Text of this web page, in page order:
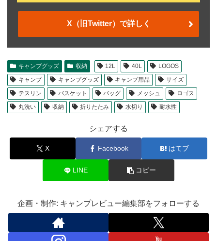
X（旧Twitter）で詳しく
キャンプグッズ 収納 12L 40L
LOGOS
キャンプ
キャンプグッズ キャンプ用品
サイズ
テスリン
バスケット バッグ メッシュ
ロゴス
丸洗い
収納 折りたたみ 水切り 耐水性
シェアする
X Facebook はてブ
LINE コピー
企画・制作: キャンプレビュー編集部をフォローする